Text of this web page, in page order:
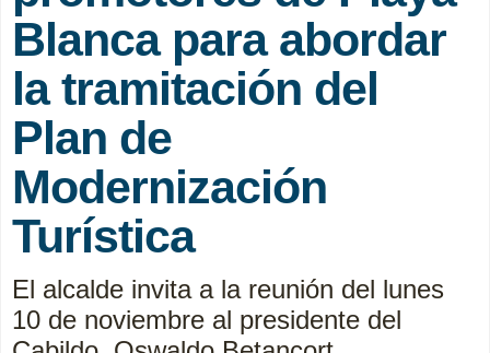
Blanca para abordar
la tramitación del
Plan de
Modernización
Turística
El alcalde invita a la reunión del lunes
10 de noviembre al presidente del